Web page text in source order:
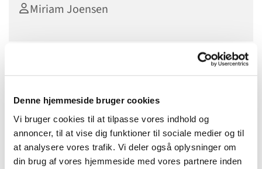
Denne hjemmeside bruger cookies
Vi bruger cookies til at tilpasse vores indhold og
annoncer, til at vise dig funktioner til sociale medier og til
at analysere vores trafik. Vi deler også oplysninger om
din brug af vores hjemmeside med vores partnere inden
Miriam Joensen